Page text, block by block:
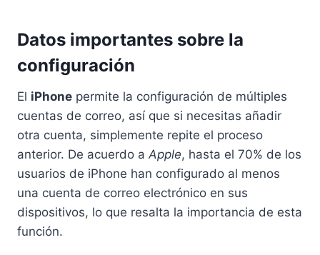
Datos importantes sobre la
configuración
El iPhone permite la configuración de múltiples
cuentas de correo, así que si necesitas añadir
otra cuenta, simplemente repite el proceso
anterior. De acuerdo a Apple, hasta el 70% de los
usuarios de iPhone han configurado al menos
una cuenta de correo electrónico en sus
dispositivos, lo que resalta la importancia de esta
función.